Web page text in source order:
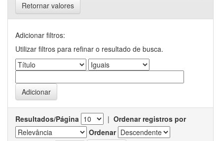
Retornar valores
Adicionar filtros:
Utilizar filtros para refinar o resultado de busca.
Resultados/Página | Ordenar registros por
Ordenar